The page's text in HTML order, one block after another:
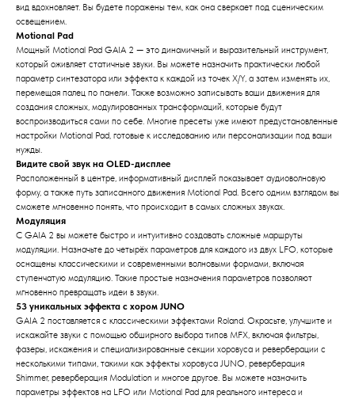
вид вдохновляет. Вы будете поражены тем, как она сверкает под сценическим
освещением.
Motional Pad
Мощный Motional Pad GAIA 2 — это динамичный и выразительный инструмент,
который оживляет статичные звуки. Вы можете назначить практически любой
параметр синтезатора или эффекта к каждой из точек X/Y, а затем изменять их,
перемещая палец по панели. Также возможно записывать ваши движения для
создания сложных, модулированных трансформаций, которые будут
воспроизводиться сами по себе. Многие пресеты уже имеют предустановленные
настройки Motional Pad, готовые к исследованию или персонализации под ваши
нужды.
Видите свой звук на OLED-дисплее
Расположенный в центре, информативный дисплей показывает аудиоволновую
форму, а также путь записанного движения Motional Pad. Всего одним взглядом вы
сможете мгновенно понять, что происходит в самых сложных звуках.
Модуляция
С GAIA 2 вы можете быстро и интуитивно создавать сложные маршруты
модуляции. Назначьте до четырёх параметров для каждого из двух LFO, которые
оснащены классическими и современными волновыми формами, включая
ступенчатую модуляцию. Такие простые назначения параметров позволяют
мгновенно превращать идеи в звуки.
53 уникальных эффекта с хором JUNO
GAIA 2 поставляется с классическими эффектами Roland. Окрасьте, улучшите и
искажайте звуки с помощью обширного выбора типов MFX, включая фильтры,
фазеры, искажения и специализированные секции хоровуса и реверберации с
несколькими типами, такими как эффекты хоровуса JUNO, реверберация
Shimmer, реверберация Modulation и многое другое. Вы можете назначить
параметры эффектов на LFO или Motional Pad для реального интереса и